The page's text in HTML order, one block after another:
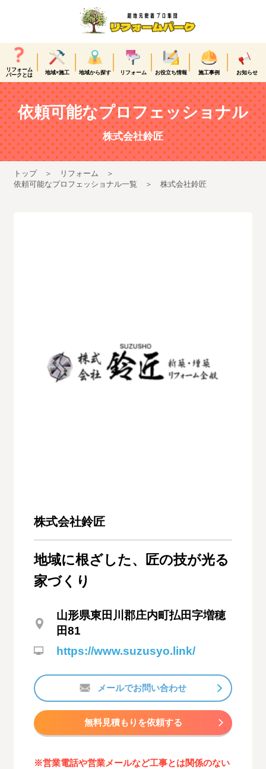
リフォーム
パークとは
地域×施工 地域から探す リフォーム お役立ち情報 施工事例 お知らせ
依頼可能なプロフェッショナル
株式会社鈴匠
トップ
リフォーム
依頼可能なプロフェッショナル一覧
株式会社鈴匠
株式会社鈴匠
地域に根ざした、匠の技が光る
家づくり
山形県東田川郡庄内町払田字増穂
田81
https://www.suzusyo.link/
メールでお問い合わせ
無料見積もりを依頼する
※営業電話や営業メールなど工事とは関係のない